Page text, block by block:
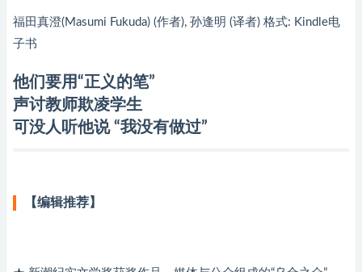
福田真澄(Masumi Fukuda) (作者), 孙逢明 (译者) 格式: Kindle电
子书
他们要用“正义的笔”
声讨教师欺凌学生
可没人听他说 “我没有做过”
【编辑推荐】